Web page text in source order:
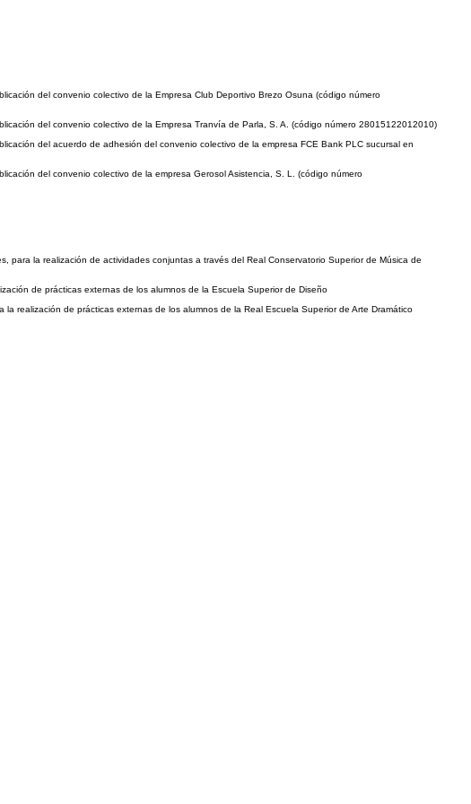
del convenio colectivo de la Empresa Club Deportivo Brezo Osuna (código número
del convenio colectivo de la Empresa Tranvía de Parla, S. A. (código número 28015122012010)
del acuerdo de adhesión del convenio colectivo de la empresa FCE Bank PLC sucursal en
del convenio colectivo de la empresa Gerosol Asistencia, S. L. (código número
la realización de actividades conjuntas a través del Real Conservatorio Superior de Música de
de prácticas externas de los alumnos de la Escuela Superior de Diseño
realización de prácticas externas de los alumnos de la Real Escuela Superior de Arte Dramático